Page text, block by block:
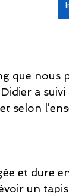
que
a
selon
et dure
un